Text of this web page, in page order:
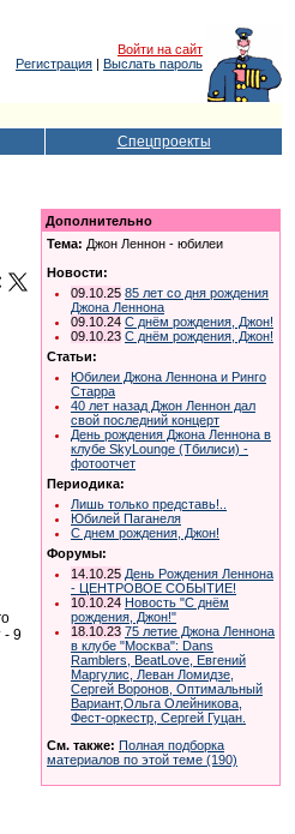
Войти на сайт
Регистрация | Выслать пароль
Спецпроекты
- 9
Дополнительно
Тема: Джон Леннон - юбилеи
Новости:
09.10.25 85 лет со дня рождения
Джона Леннона
09.10.24 С днём рождения, Джон!
09.10.23 С днём рождения, Джон!
Статьи:
Юбилеи Джона Леннона и Ринго
Старра
40 лет назад Джон Леннон дал
свой последний концерт
День рождения Джона Леннона в
клубе SkyLounge (Тбилиси) -
фотоотчет
Периодика:
Лишь только представь!..
Юбилей Паганеля
С днем рождения, Джон!
Форумы:
14.10.25 День Рождения Леннона
- ЦЕНТРОВОЕ СОБЫТИЕ!
10.10.24 Новость "С днём
рождения, Джон!"
18.10.23 75 летие Джона Леннона
в клубе "Москва": Dans
Ramblers, BeatLove, Евгений
Маргулис, Леван Ломидзе,
Сергей Воронов, Оптимальный
Вариант,Ольга Олейникова,
Фест-оркестр, Сергей Гуцан.
См. также: Полная подборка
материалов по этой теме (190)